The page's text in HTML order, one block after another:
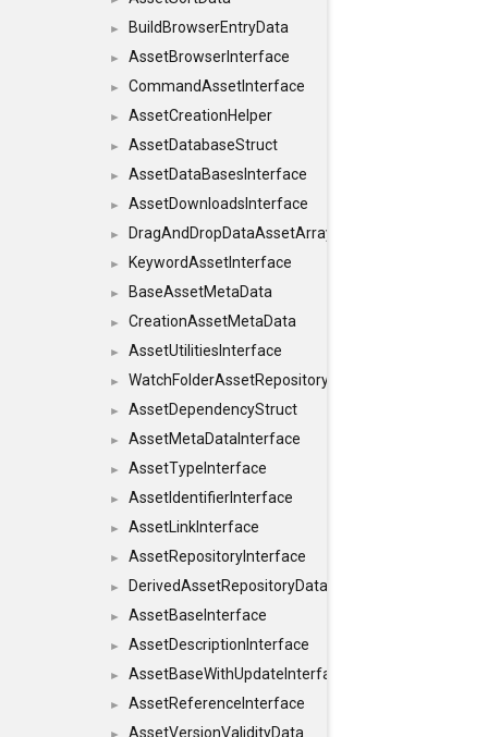
► BuildBrowserEntryData
► AssetBrowserInterface
► CommandAssetInterface
► AssetCreationHelper
► AssetDatabaseStruct
► AssetDataBasesInterface
► AssetDownloadsInterface
► DragAndDropDataAssetArray
► KeywordAssetInterface
► BaseAssetMetaData
► CreationAssetMetaData
► AssetUtilitiesInterface
► WatchFolderAssetRepositoryInterface
► AssetDependencyStruct
► AssetMetaDataInterface
► AssetTypeInterface
► AssetIdentifierInterface
► AssetLinkInterface
► AssetRepositoryInterface
► DerivedAssetRepositoryDataInterface
► AssetBaseInterface
► AssetDescriptionInterface
► AssetBaseWithUpdateInterface
► AssetReferenceInterface
AssetVersionValidityData